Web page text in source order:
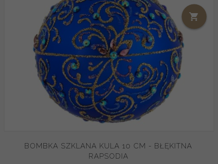
BOMBKA SZKLANA KULA 10 CM - BŁĘKITNA
RAPSODIA